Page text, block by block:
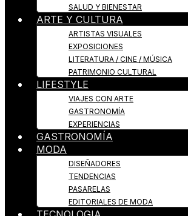
SALUD Y BIENESTAR
ARTE Y CULTURA
ARTISTAS VISUALES
EXPOSICIONES
LITERATURA / CINE / MÚSICA
PATRIMONIO CULTURAL
LIFESTYLE
VIAJES CON ARTE
GASTRONOMÍA
EXPERIENCIAS
GASTRONOMÍA
MODA
DISEÑADORES
TENDENCIAS
PASARELAS
EDITORIALES DE MODA